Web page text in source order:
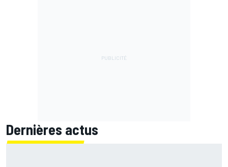
Dernières actus